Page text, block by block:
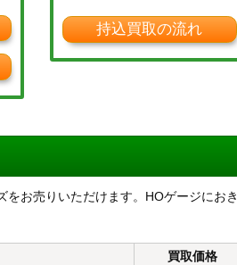
持込買取の流れ
をお売りいただけます。HOゲージにおき
買取価格